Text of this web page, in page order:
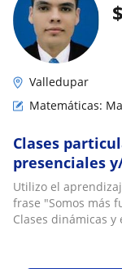
$
Valledupar
Matemáticas:
Clases
presenciales
Utilizo el
frase "Somos más
Clases dinámicas y